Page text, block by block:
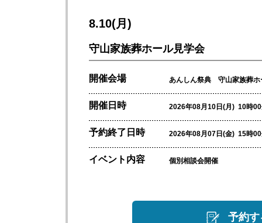
8.10(月)
守山家族葬ホール見学会
開催会場 あんしん祭典 守山家族葬ホ
開催日時 2026年08月10日(月) 10時
予約終了日時 2026年08月07日(金) 15時
イベント内容 個別相談会開催
予約す